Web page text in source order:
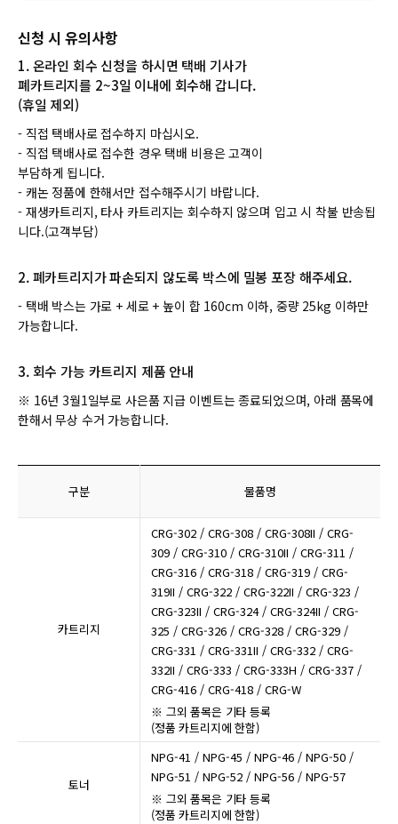
신청 시 유의사항
1. 온라인 회수 신청을 하시면 택배 기사가
폐카트리지를 2~3일 이내에 회수해 갑니다.
(휴일 제외)
- 직접 택배사로 접수하지 마십시오.
- 직접 택배사로 접수한 경우 택배 비용은 고객이
부담하게 됩니다.
- 캐논 정품에 한해서만 접수해주시기 바랍니다.
- 재생카트리지, 타사 카트리지는 회수하지 않으며 입고 시 착불 반송됩
니다.(고객부담)
2. 폐카트리지가 파손되지 않도록 박스에 밀봉 포장 해주세요.
- 택배 박스는 가로 + 세로 + 높이 합 160cm 이하, 중량 25kg 이하만
가능합니다.
3. 회수 가능 카트리지 제품 안내
※ 16년 3월1일부로 사은품 지급 이벤트는 종료되었으며, 아래 품목에
한해서 무상 수거 가능합니다.
구분 물품명
카트리지
CRG-302 / CRG-308 / CRG-308II / CRG-
309 / CRG-310 / CRG-310II / CRG-311 /
CRG-316 / CRG-318 / CRG-319 / CRG-
319II / CRG-322 / CRG-322II / CRG-323 /
CRG-323II / CRG-324 / CRG-324II / CRG-
325 / CRG-326 / CRG-328 / CRG-329 /
CRG-331 / CRG-331II / CRG-332 / CRG-
332II / CRG-333 / CRG-333H / CRG-337 /
CRG-416 / CRG-418 / CRG-W
※ 그외 품목은 기타 등록
(정품 카트리지에 한함)
토너
NPG-41 / NPG-45 / NPG-46 / NPG-50 /
NPG-51 / NPG-52 / NPG-56 / NPG-57
※ 그외 품목은 기타 등록
(정품 카트리지에 한함)